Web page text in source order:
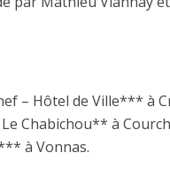
– Hôtel de Ville*** à
Chabichou** à
à Vonnas.